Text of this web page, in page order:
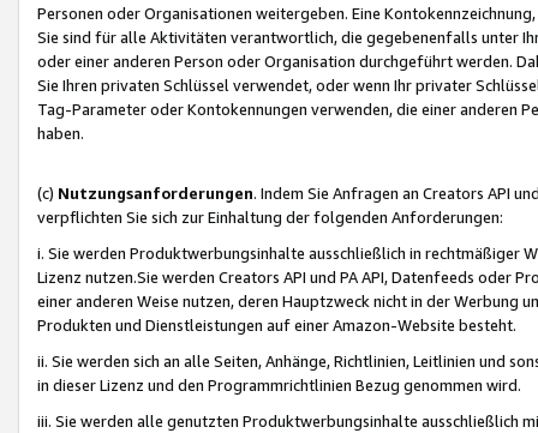
Personen oder Organisationen weitergeben. Eine
Sie sind für alle Aktivitäten verantwortlich, die gegebenenfalls unter
oder einer anderen Person oder Organisation durchgeführt werden.
Sie Ihren privaten Schlüssel verwendet, oder wenn Ihr privater
Tag-Parameter oder Kontokennungen verwenden, die einer anderen
haben.
(c) Nutzungsanforderungen. Indem Sie Anfragen an Creators API
verpflichten Sie sich zur Einhaltung der folgenden Anforderungen:
i. Sie werden Produktwerbungsinhalte ausschließlich in rechtmäßiger
Lizenz nutzen.Sie werden Creators API und PA API, Datenfeeds oder
einer anderen Weise nutzen, deren Hauptzweck nicht in der Werbung
Produkten und Dienstleistungen auf einer Amazon-Website besteht.
ii. Sie werden sich an alle Seiten, Anhänge, Richtlinien, Leitlinien und
in dieser Lizenz und den Programmrichtlinien Bezug genommen wird.
iii. Sie werden alle genutzten Produktwerbungsinhalte ausschließlich